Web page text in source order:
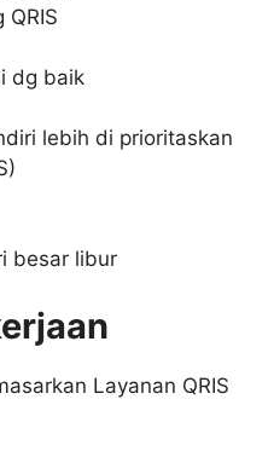
dg baik
lebih di prioritaskan
besar libur
Layanan QRIS